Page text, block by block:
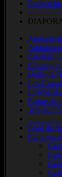
-------------
Bord de